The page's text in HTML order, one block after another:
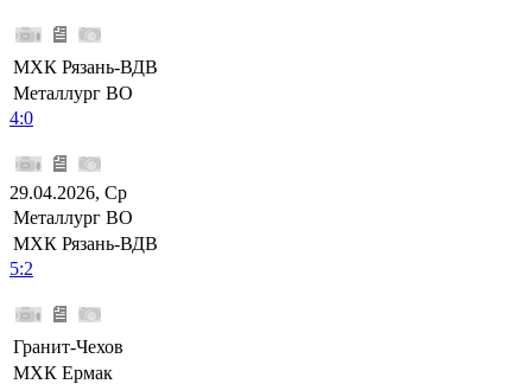
МХК Рязань-ВДВ
Металлург ВО
4:0
29.04.2026, Ср
Металлург ВО
МХК Рязань-ВДВ
5:2
Гранит-Чехов
МХК Ермак